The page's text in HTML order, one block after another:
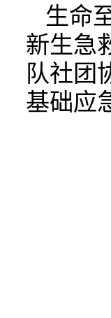
生命
新生急
队社团
基础应